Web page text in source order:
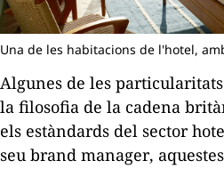
Una de les habitacions de l'hotel,
Algunes de les
la filosofia de la cadena
els estàndards del sector
seu brand manager,